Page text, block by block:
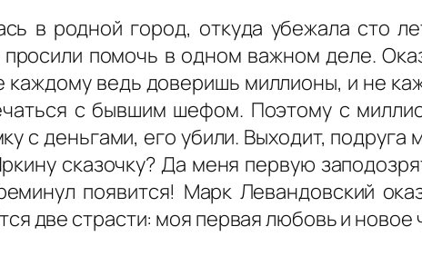
в родной город, откуда убежала сто
помочь в одном важном деле.
ведь доверишь миллионы, и не
с бывшим шефом. Поэтому с
с деньгами, его убили. Выходит, подруга
сказочку? Да меня первую
появится! Марк Левандовский
две страсти: моя первая любовь и новое